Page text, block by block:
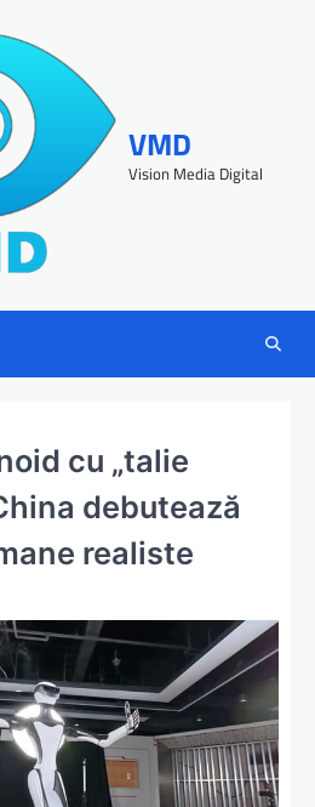
VMD
Vision Media Digital
cu „talie
debutează
realiste